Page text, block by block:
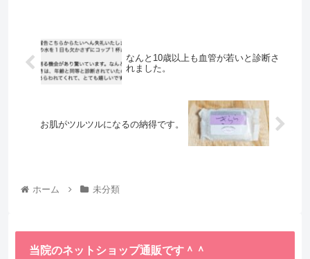
なんと10歳以上も血管が若いと診断さ
れました。
お肌がツルツルになるの納得です。
ホーム 未分類
当院のネットショップ通販です＾＾